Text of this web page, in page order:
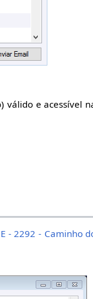
válido e acessível
- 2292 - Caminho